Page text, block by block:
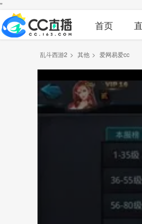
"
首页
乱斗西游2 > 其他 > 爱网易爱cc